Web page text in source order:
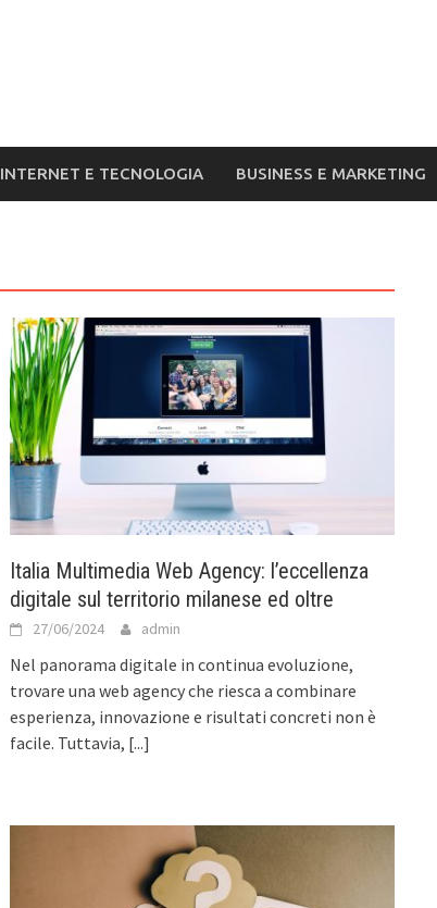
INTERNET E TECNOLOGIA BUSINESS E MARKETING
Italia Multimedia Web Agency: l’eccellenza
digitale sul territorio milanese ed oltre
27/06/2024 admin
Nel panorama digitale in continua evoluzione,
trovare una web agency che riesca a combinare
esperienza, innovazione e risultati concreti non è
facile. Tuttavia, [...]